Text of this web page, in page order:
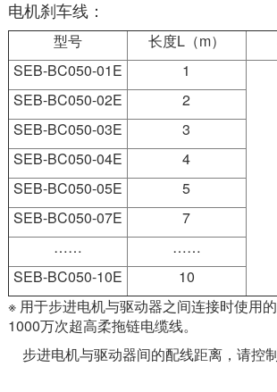
电机刹车线：
型号 长度L（m）
SEB-BC050-01E
1
SEB-BC050-02E
2
SEB-BC050-03E
3
SEB-BC050-04E
4
SEB-BC050-05E
5
SEB-BC050-07E
7
……
……
SEB-BC050-10E
10
※ 用于步进电机与驱动器之间连接时使用
1000万次超高柔拖链电缆线。
步进电机与驱动器间的配线距离，请控制